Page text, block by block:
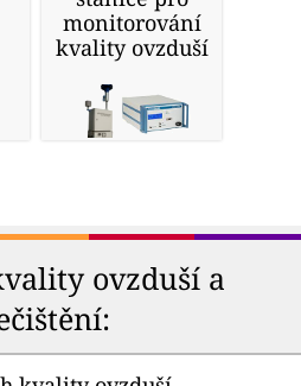
monitorování
kvality ovzduší
ovzduší a